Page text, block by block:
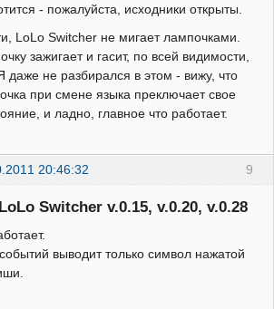
- пожалуйста, исходники открыты.
LoLo Switcher не мигает лампочками.
зажигает и гасит, по всей видимости,
даже не разбирался в этом - вижу, что
при смене языка преключает свое
и ладно, главное что работает.
9
20:46:32
Switcher v.0.15, v.0.20, v.0.28
выводит только символ нажатой